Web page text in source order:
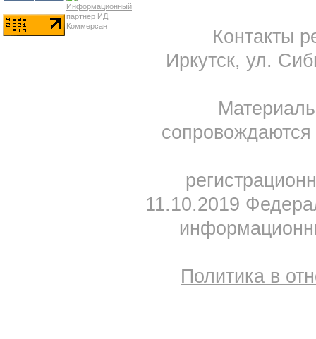
Контакты
Иркутск, ул.
11.10.2019
Политика в